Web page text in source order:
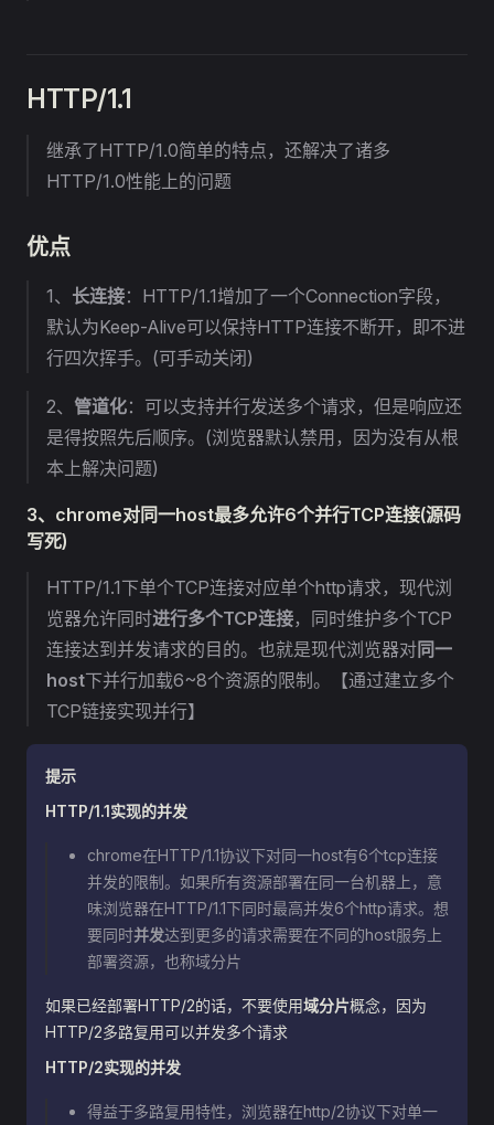
HTTP/1.1
继承了HTTP/1.0简单的特点，还解决了诸多
HTTP/1.0性能上的问题
优点
1、 长连接：HTTP/1.1增加了一个Connection字段，
默认为Keep-Alive可以保持HTTP连接不断开，即不进
行四次挥手。(可手动关闭)
2、 管道化：可以支持并行发送多个请求，但是响应还
是得按照先后顺序。(浏览器默认禁用，因为没有从根
本上解决问题)
3、chrome对同一host最多允许6个并行TCP连接(源码
写死)
HTTP/1.1下单个TCP连接对应单个http请求，现代浏
览器允许同时进行多个TCP连接，同时维护多个TCP
连接达到并发请求的目的。也就是现代浏览器对同一
host下并行加载6~8个资源的限制。【通过建立多个
TCP链接实现并行】
提示
HTTP/1.1实现的并发
chrome在HTTP/1.1协议下对同一host有6个tcp连接
并发的限制。如果所有资源部署在同一台机器上，意
味浏览器在HTTP/1.1下同时最高并发6个http请求。想
要同时并发达到更多的请求需要在不同的host服务上
部署资源，也称域分片
如果已经部署HTTP/2的话，不要使用域分片概念，因为
HTTP/2多路复用可以并发多个请求
HTTP/2实现的并发
得益于多路复用特性，浏览器在http/2协议下对单一